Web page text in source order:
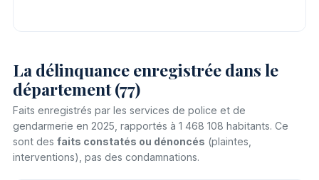
La délinquance enregistrée dans le
département (77)
Faits enregistrés par les services de police et de
gendarmerie en 2025, rapportés à 1 468 108 habitants. Ce
sont des faits constatés ou dénoncés (plaintes,
interventions), pas des condamnations.